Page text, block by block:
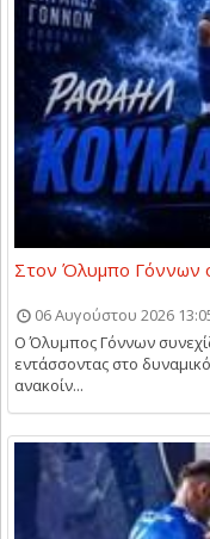
Στον Όλυμπο Γόννων
06 Αυγούστου 2026
Ο Όλυμπος Γόννων
εντάσσοντας στο
ανακοίν...